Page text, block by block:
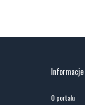
Informacje
O portalu